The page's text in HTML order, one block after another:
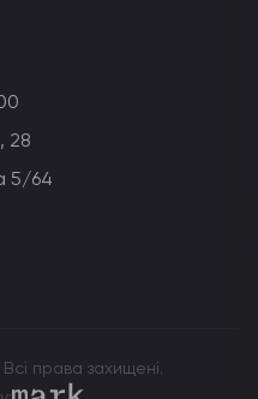
28
5/64
права захищені.
markdev.agency